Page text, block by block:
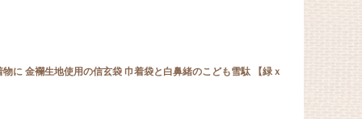
に 金襴生地使用の信玄袋 巾着袋と白鼻緒のこども雪駄 【緑ｘ